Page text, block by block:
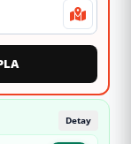
Detay